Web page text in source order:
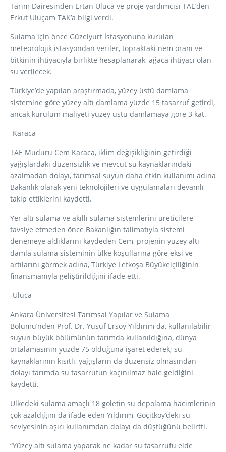
Tarım Dairesinden Ertan Uluca ve proje yardımcısı TAE’den
Erkut Uluçam TAK’a bilgi verdi.
Sulama için önce Güzelyurt İstasyonuna kurulan
meteorolojik istasyondan veriler, topraktaki nem oranı ve
bitkinin ihtiyacıyla birlikte hesaplanarak, ağaca ihtiyacı olan
su verilecek.
Türkiye’de yapılan araştırmada, yüzey üstü damlama
sistemine göre yüzey altı damlama yüzde 15 tasarruf getirdi,
ancak kurulum maliyeti yüzey üstü damlamaya göre 3 kat.
-Karaca
TAE Müdürü Cem Karaca, iklim değişikliğinin getirdiği
yağışlardaki düzensizlik ve mevcut su kaynaklarındaki
azalmadan dolayı, tarımsal suyun daha etkin kullanımı adına
Bakanlık olarak yeni teknolojileri ve uygulamaları devamlı
takip ettiklerini kaydetti.
Yer altı sulama ve akıllı sulama sistemlerini üreticilere
tavsiye etmeden önce Bakanlığın talimatıyla sistemi
denemeye aldıklarını kaydeden Cem, projenin yüzey altı
damla sulama sisteminin ülke koşullarına göre eksi ve
artılarını görmek adına, Türkiye Lefkoşa Büyükelçiliğinin
finansmanıyla geliştirildiğini ifade etti.
-Uluca
Ankara Üniversitesi Tarımsal Yapılar ve Sulama
Bölümü’nden Prof. Dr. Yusuf Ersoy Yıldırım da, kullanılabilir
suyun büyük bölümünün tarımda kullanıldığına, dünya
ortalamasının yüzde 75 olduğuna işaret ederek; su
kaynaklarının kısıtlı, yağışların da düzensiz olmasından
dolayı tarımda su tasarrufun kaçınılmaz hale geldiğini
kaydetti.
Ülkedeki sulama amaçlı 18 göletin su depolama hacimlerinin
çok azaldığını da ifade eden Yıldırım, Göçitköy’deki su
seviyesinin aşırı kullanımdan dolayı da düştüğünü belirtti.
“Yüzey altı sulama yaparak ne kadar su tasarrufu elde